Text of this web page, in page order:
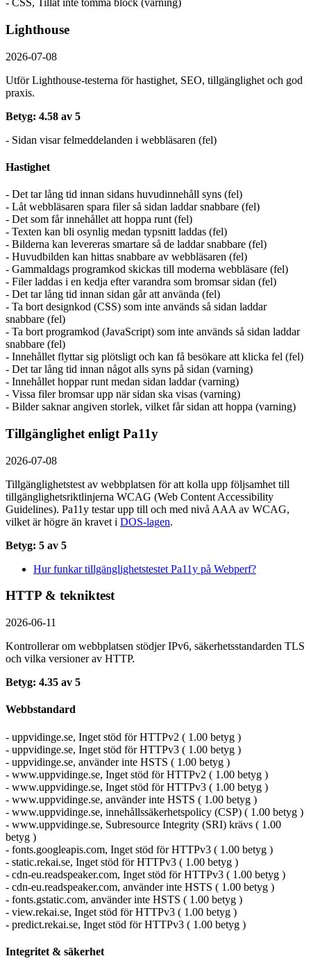
- CSS, Tillåt inte tomma block (varning)
Lighthouse
2026-07-08
Utför Lighthouse-testerna för hastighet, SEO, tillgänglighet och god
praxis.
Betyg: 4.58 av 5
- Sidan visar felmeddelanden i webbläsaren (fel)
Hastighet
- Det tar lång tid innan sidans huvudinnehåll syns (fel)
- Låt webbläsaren spara filer så sidan laddar snabbare (fel)
- Det som får innehållet att hoppa runt (fel)
- Texten kan bli osynlig medan typsnitt laddas (fel)
- Bilderna kan levereras smartare så de laddar snabbare (fel)
- Huvudbilden kan hittas snabbare av webbläsaren (fel)
- Gammaldags programkod skickas till moderna webbläsare (fel)
- Filer laddas i en kedja efter varandra som bromsar sidan (fel)
- Det tar lång tid innan sidan går att använda (fel)
- Ta bort designkod (CSS) som inte används så sidan laddar
snabbare (fel)
- Ta bort programkod (JavaScript) som inte används så sidan laddar
snabbare (fel)
- Innehållet flyttar sig plötsligt och kan få besökare att klicka fel (fel)
- Det tar lång tid innan något alls syns på sidan (varning)
- Innehållet hoppar runt medan sidan laddar (varning)
- Vissa filer bromsar upp när sidan ska visas (varning)
- Bilder saknar angiven storlek, vilket får sidan att hoppa (varning)
Tillgänglighet enligt Pa11y
2026-07-08
Tillgänglighetstest av webbplatsen för att kolla upp följsamhet till
tillgänglighets­riktlinjerna WCAG (Web Content Accessibility
Guidelines). Pa11y testar upp till och med nivå AAA av WCAG,
vilket är högre än kravet i DOS-lagen.
Betyg: 5 av 5
Hur funkar tillgänglighetstestet Pa11y på Webperf?
HTTP & tekniktest
2026-06-11
Kontrollerar om webbplatsen stödjer IPv6, säkerhets­standarden TLS
och vilka versioner av HTTP.
Betyg: 4.35 av 5
Webbstandard
- uppvidinge.se, Inget stöd för HTTPv2 ( 1.00 betyg )
- uppvidinge.se, Inget stöd för HTTPv3 ( 1.00 betyg )
- uppvidinge.se, använder inte HSTS ( 1.00 betyg )
- www.uppvidinge.se, Inget stöd för HTTPv2 ( 1.00 betyg )
- www.uppvidinge.se, Inget stöd för HTTPv3 ( 1.00 betyg )
- www.uppvidinge.se, använder inte HSTS ( 1.00 betyg )
- www.uppvidinge.se, innehållssäkerhetspolicy (CSP) ( 1.00 betyg )
- www.uppvidinge.se, Subresource Integrity (SRI) krävs ( 1.00
betyg )
- fonts.googleapis.com, Inget stöd för HTTPv3 ( 1.00 betyg )
- static.rekai.se, Inget stöd för HTTPv3 ( 1.00 betyg )
- cdn-eu.readspeaker.com, Inget stöd för HTTPv3 ( 1.00 betyg )
- cdn-eu.readspeaker.com, använder inte HSTS ( 1.00 betyg )
- fonts.gstatic.com, använder inte HSTS ( 1.00 betyg )
- view.rekai.se, Inget stöd för HTTPv3 ( 1.00 betyg )
- predict.rekai.se, Inget stöd för HTTPv3 ( 1.00 betyg )
Integritet & säkerhet